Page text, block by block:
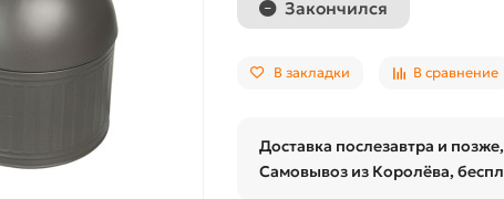
Закончился
В закладки В сравнение
Доставка послезавтра и
Самовывоз из Королёва,